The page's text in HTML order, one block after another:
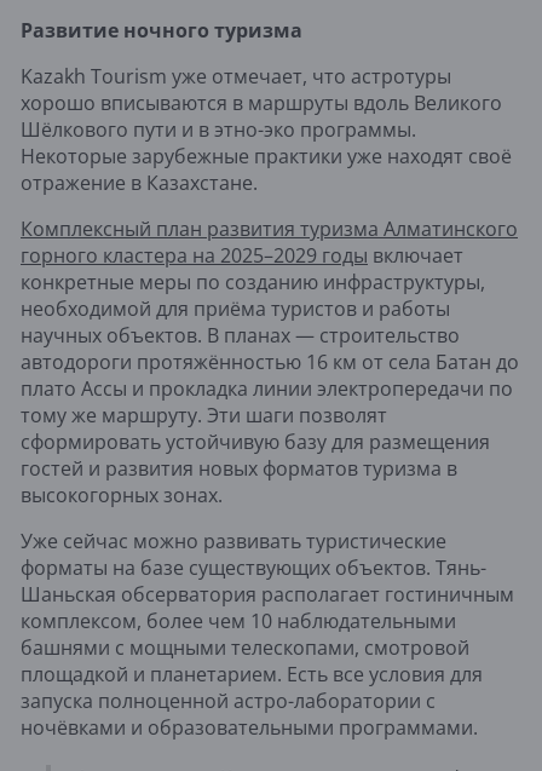
Развитие ночного туризма
Kazakh Tourism уже отмечает, что астротуры
хорошо вписываются в маршруты вдоль Великого
Шёлкового пути и в этно-эко программы.
Некоторые зарубежные практики уже находят своё
отражение в Казахстане.
Комплексный план развития туризма Алматинского
горного кластера на 2025–2029 годы включает
конкретные меры по созданию инфраструктуры,
необходимой для приёма туристов и работы
научных объектов. В планах — строительство
автодороги протяжённостью 16 км от села Батан до
плато Ассы и прокладка линии электропередачи по
тому же маршруту. Эти шаги позволят
сформировать устойчивую базу для размещения
гостей и развития новых форматов туризма в
высокогорных зонах.
Уже сейчас можно развивать туристические
форматы на базе существующих объектов. Тянь-
Шаньская обсерватория располагает гостиничным
комплексом, более чем 10 наблюдательными
башнями с мощными телескопами, смотровой
площадкой и планетарием. Есть все условия для
запуска полноценной астро-лаборатории с
ночёвками и образовательными программами.